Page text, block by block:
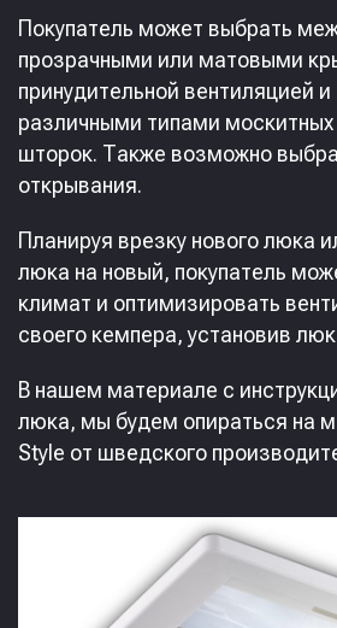
Покупатель может выбрать
прозрачными или матовыми
принудительной вентиляцией
различными типами
шторок. Также возможно
открывания.
Планируя врезку нового люка
люка на новый, покупатель
климат и оптимизировать
своего кемпера, установив
В нашем материале с
люка, мы будем опираться на
Style от шведского